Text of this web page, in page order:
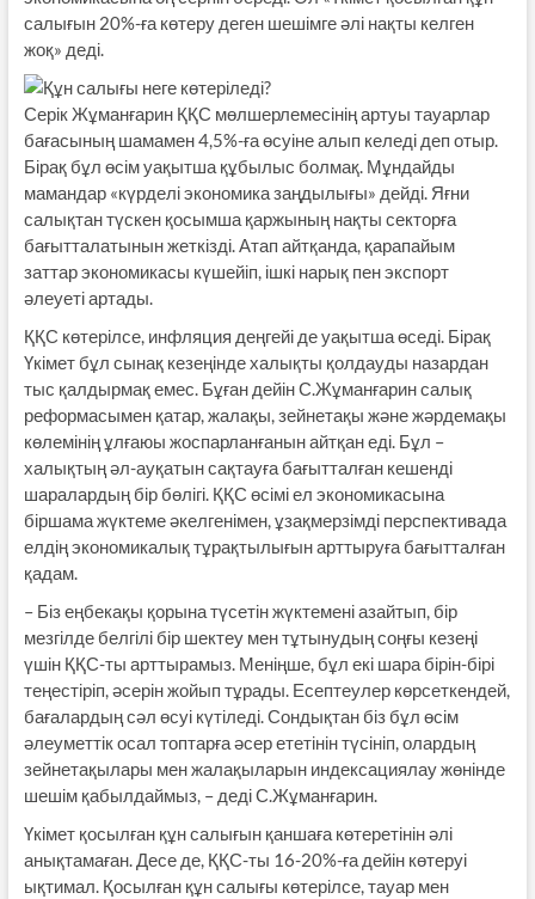
салығын 20%-ға көтеру деген шешімге әлі нақты келген
жоқ» деді.
Серік Жұманғарин ҚҚС мөл­шерлемесінің артуы тауарлар
ба­ғасының шамамен 4,5%-ға өсуі­не алып келеді деп отыр.
Бірақ бұл өсім уақытша құбылыс болмақ. Мұн­дай­ды
мамандар «күрделі экономика заңдылығы» дейді. Яғни
салықтан түскен қосымша қаржының нақты секторға
бағытталатынын жеткізді. Атап айтқанда, қарапайым
заттар эко­но­микасы күшейіп, ішкі нарық пен экспорт
әлеуеті артады.
ҚҚС көтерілсе, инфляция деңгейі де уақытша өседі. Бірақ
Үкімет бұл сынақ кезеңінде халықты қолдауды назардан
тыс қалдырмақ емес. Бұған дейін С.Жұманғарин салық
реформасымен қатар, жалақы, зейнетақы және жәрдемақы
көлемінің ұлғаюы жоспарланғанын айтқан еді. Бұл –
халықтың әл-ауқатын сақтауға ба­ғытталған кешенді
шаралардың бір бөлігі. ҚҚС өсімі ел экономикасына
біршама жүктеме әкелгенімен, ұзақ­мерзімді перспективада
елдің эко­номикалық тұрақтылығын арттыруға бағытталған
қадам.
– Біз еңбекақы қорына түсетін жүктемені азайтып, бір
мезгілде белгілі бір шектеу мен тұтынудың соңғы кезеңі
үшін ҚҚС-ты арттырамыз. Меніңше, бұл екі шара бірін-бірі
теңестіріп, әсерін жо­йып тұрады. Есептеулер көрсеткендей,
бағалардың сәл өсуі күтіледі. Сондықтан біз бұл өсім
әлеуметтік осал топтарға әсер ететінін түсініп, олардың
зейнетақылары мен жалақыларын индексациялау жөнінде
шешім қабылдаймыз, – деді С.Жұманғарин.
Үкімет қосылған құн салығын қаншаға көтеретінін әлі
анықтамаған. Десе де, ҚҚС-ты 16-20%-ға дейін көтеруі
ықтимал. Қосылған құн салығы көтерілсе, тауар мен